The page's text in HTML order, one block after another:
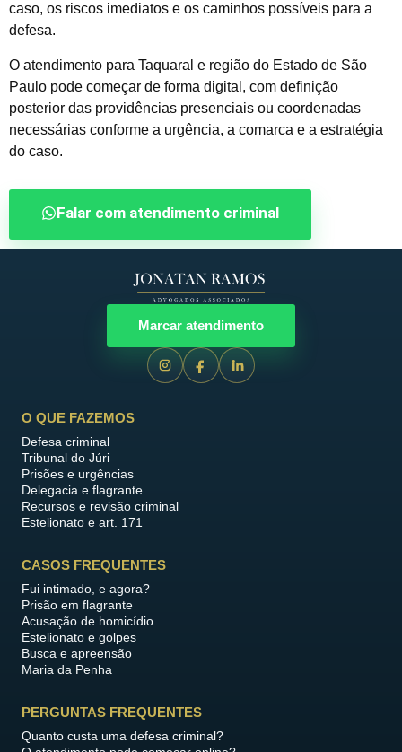
caso, os riscos imediatos e os caminhos possíveis para a
defesa.
O atendimento para Taquaral e região do Estado de São
Paulo pode começar de forma digital, com definição
posterior das providências presenciais ou coordenadas
necessárias conforme a urgência, a comarca e a estratégia
do caso.
Falar com atendimento criminal
Marcar atendimento
O QUE FAZEMOS
Defesa criminal
Tribunal do Júri
Prisões e urgências
Delegacia e flagrante
Recursos e revisão criminal
Estelionato e art. 171
CASOS FREQUENTES
Fui intimado, e agora?
Prisão em flagrante
Acusação de homicídio
Estelionato e golpes
Busca e apreensão
Maria da Penha
PERGUNTAS FREQUENTES
Quanto custa uma defesa criminal?